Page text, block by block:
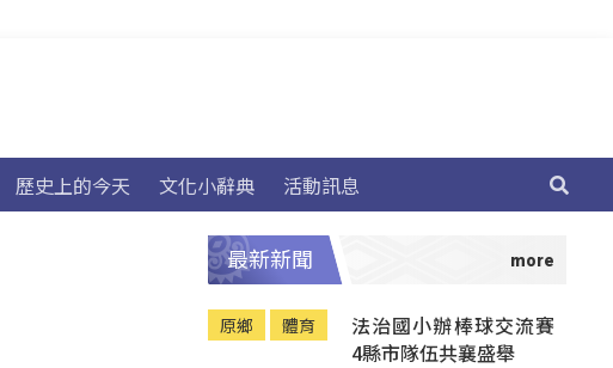
歷史上的今天 文化小辭典 活動訊息
最新新聞
原鄉 體育
法治國小辦棒球交流賽
4縣市隊伍共襄盛舉